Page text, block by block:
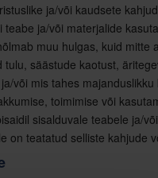
ja/või kaudsete
ja/või materjalide
muu hulgas, kuid mitte
säästude kaotust,
või mis tahes majanduslikku
toimimise või
sisalduvale teabele ja/
on teatatud selliste kahjude